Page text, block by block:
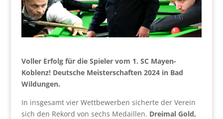
Voller Erfolg für die Spieler vom 1. SC Mayen-
Koblenz! Deutsche Meisterschaften 2024 in Bad
Wildungen.
In insgesamt vier Wettbewerben sicherte der Verein
sich den Rekord von sechs Medaillen. Dreimal Gold,